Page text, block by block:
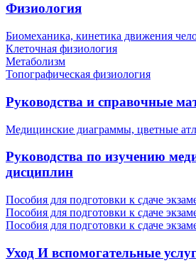
Физиология
Биомеханика, кинетика движения
Клеточная физиология
Метаболизм
Топографическая физиология
Руководства и справочные
Медицинские диаграммы, цветные
Руководства по изучению
дисциплин
Пособия для подготовки к сдаче
Пособия для подготовки к сдаче
Пособия для подготовки к сдаче
Уход И вспомогательные